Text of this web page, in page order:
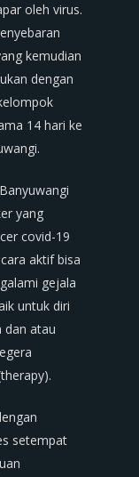
oleh virus.
kemudian
dengan
14 hari ke
yang
covid-19
aktif bisa
gejala
untuk diri
dan atau
setempat